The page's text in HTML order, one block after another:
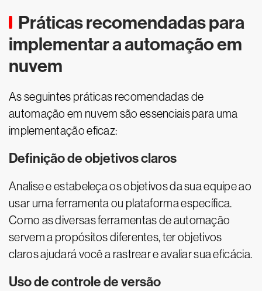
Práticas recomendadas para
implementar a automação em
nuvem
As seguintes práticas recomendadas de
automação em nuvem são essenciais para uma
implementação eficaz:
Definição de objetivos claros
Analise e estabeleça os objetivos da sua equipe ao
usar uma ferramenta ou plataforma específica.
Como as diversas ferramentas de automação
servem a propósitos diferentes, ter objetivos
claros ajudará você a rastrear e avaliar sua eficácia.
Uso de controle de versão